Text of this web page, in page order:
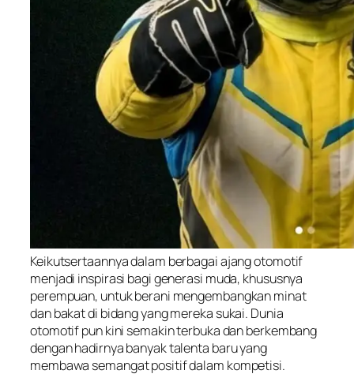
Keikutsertaannya dalam berbagai ajang otomotif
menjadi inspirasi bagi generasi muda, khususnya
perempuan, untuk berani mengembangkan minat
dan bakat di bidang yang mereka sukai. Dunia
otomotif pun kini semakin terbuka dan berkembang
dengan hadirnya banyak talenta baru yang
membawa semangat positif dalam kompetisi.